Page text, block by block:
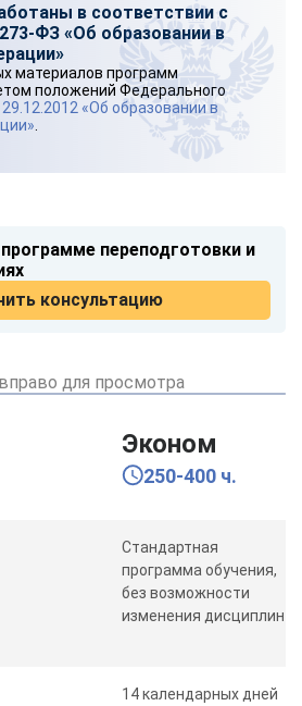
в соответствии с
ФЗ «Об образовании в
материалов программ
положений Федерального
«Об образовании в
переподготовки и
консультацию
для просмотра
Эконом
250-400 ч.
Стандартная
программа обучения,
без возможности
изменения дисциплин
14 календарных дней